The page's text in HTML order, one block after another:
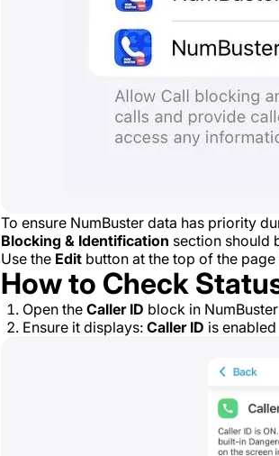
To ensure NumBuster data has priority
Blocking & Identification section should
Use the Edit button at the top of the
How to Check
Open the Caller ID block in NumBuster
Ensure it displays: Caller ID is enabled